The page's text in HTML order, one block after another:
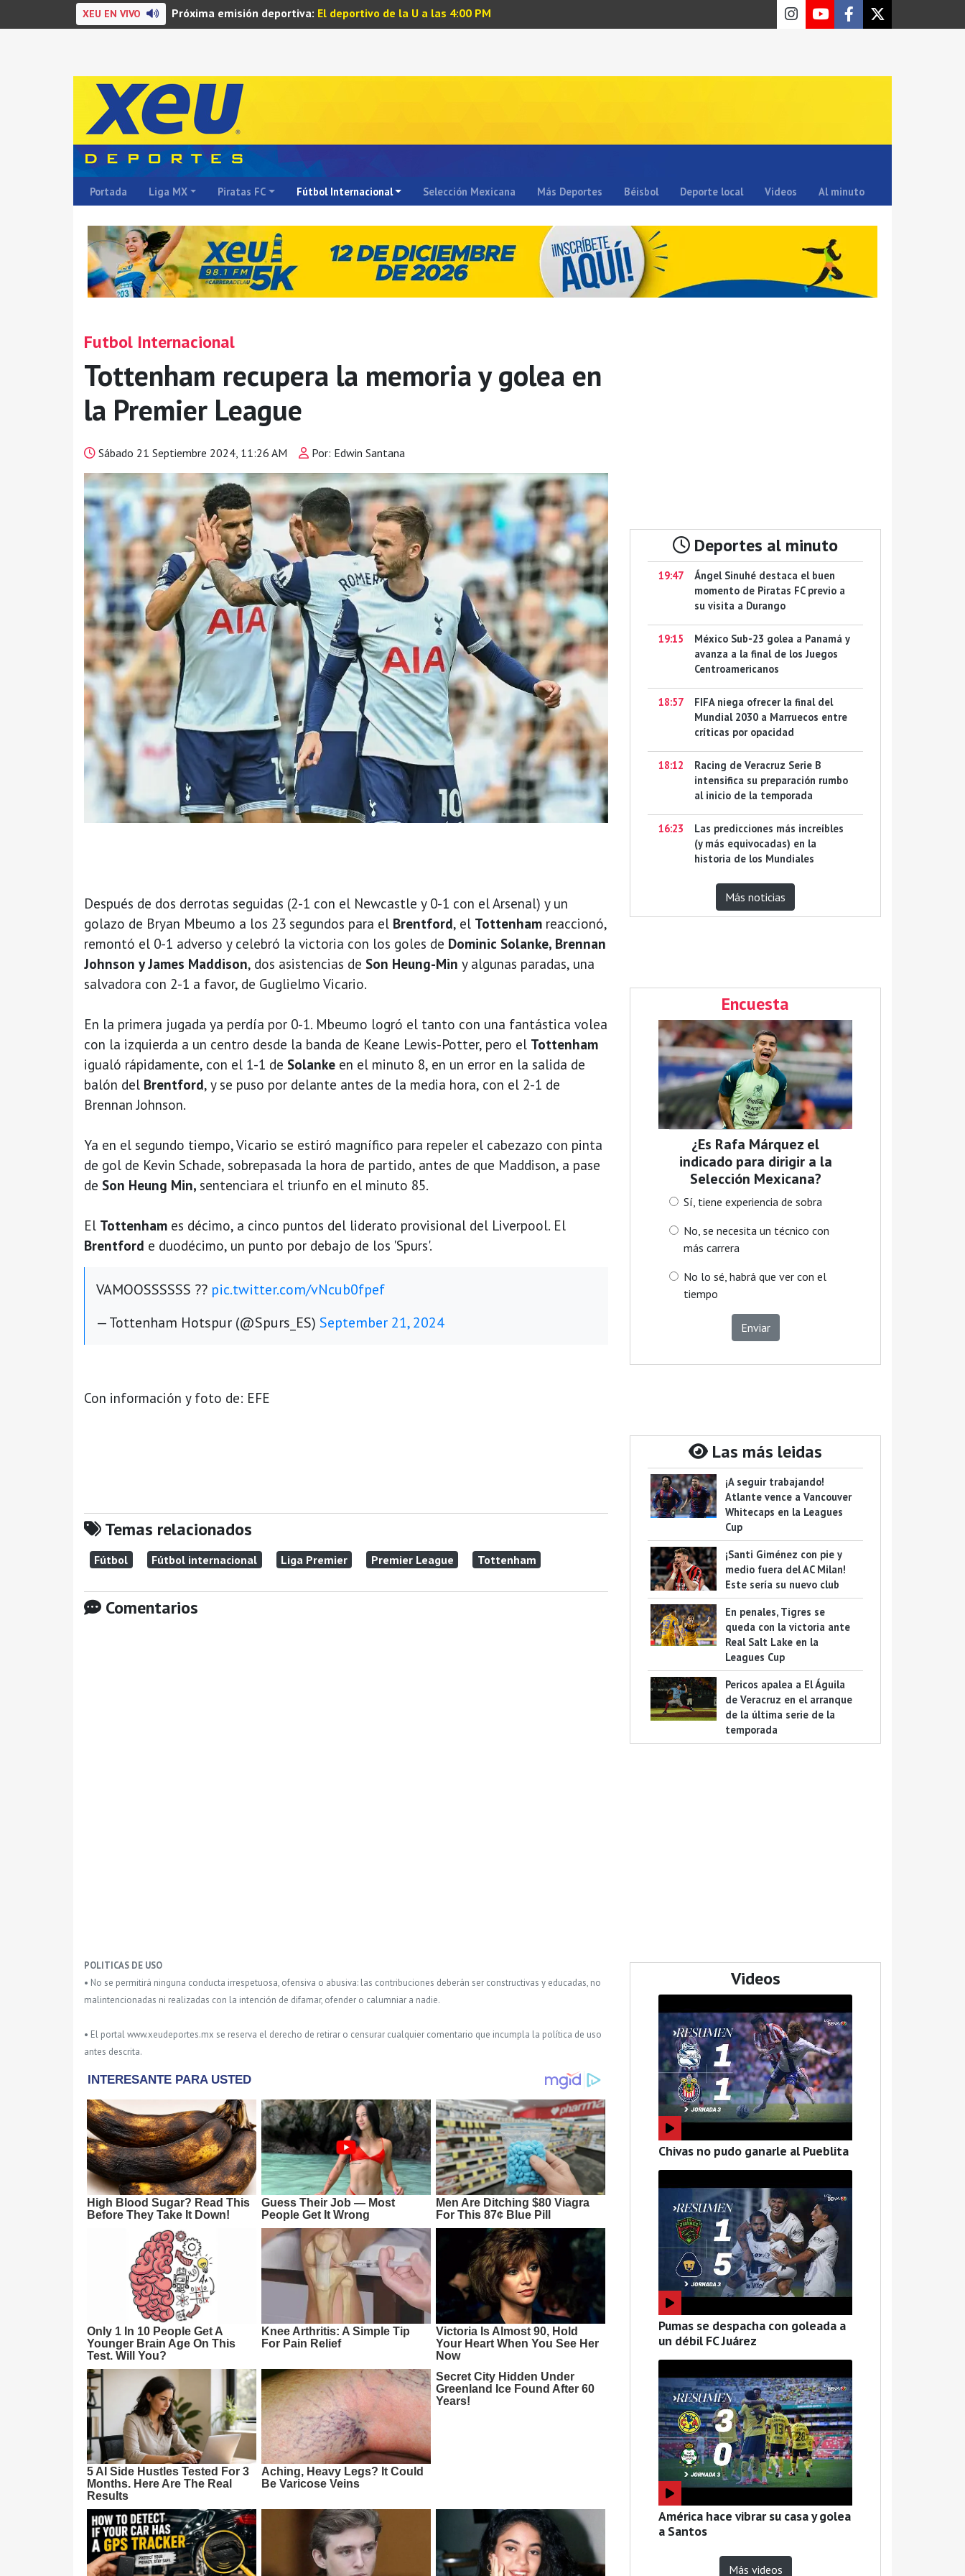
XEU EN VIVO Próxima emisión deportiva: El deportivo de la U a las 4:00 PM
Portada Liga MX Piratas FC Fútbol Internacional Selección Mexicana Más Deportes Béisbol Deporte local Videos Al minuto
Futbol Internacional
Tottenham recupera la memoria y golea en
la Premier League
Sábado 21 Septiembre 2024, 11:26 AM Por: Edwin Santana
Después de dos derrotas seguidas (2-1 con el Newcastle y 0-1 con el Arsenal) y un
golazo de Bryan Mbeumo a los 23 segundos para el Brentford, el Tottenham reaccionó,
remontó el 0-1 adverso y celebró la victoria con los goles de Dominic Solanke, Brennan
Johnson y James Maddison, dos asistencias de Son Heung-Min y algunas paradas, una
salvadora con 2-1 a favor, de Guglielmo Vicario.
En la primera jugada ya perdía por 0-1. Mbeumo logró el tanto con una fantástica volea
con la izquierda a un centro desde la banda de Keane Lewis-Potter, pero el Tottenham
igualó rápidamente, con el 1-1 de Solanke en el minuto 8, en un error en la salida de
balón del Brentford, y se puso por delante antes de la media hora, con el 2-1 de
Brennan Johnson.
Ya en el segundo tiempo, Vicario se estiró magnífico para repeler el cabezazo con pinta
de gol de Kevin Schade, sobrepasada la hora de partido, antes de que Maddison, a pase
de Son Heung Min, sentenciara el triunfo en el minuto 85.
El Tottenham es décimo, a cinco puntos del liderato provisional del Liverpool. El
Brentford e duodécimo, un punto por debajo de los 'Spurs'.
VAMOOSSSSSS ?? pic.twitter.com/vNcub0fpef
— Tottenham Hotspur (@Spurs_ES) September 21, 2024
Con información y foto de: EFE
Temas relacionados
Fútbol Fútbol internacional Liga Premier Premier League Tottenham
Comentarios
POLITICAS DE USO
• No se permitirá ninguna conducta irrespetuosa, ofensiva o abusiva: las contribuciones deberán ser constructivas y educadas, no
malintencionadas ni realizadas con la intención de difamar, ofender o calumniar a nadie.
• El portal www.xeudeportes.mx se reserva el derecho de retirar o censurar cualquier comentario que incumpla la política de uso
antes descrita.
Deportes al minuto
19:47
Ángel Sinuhé destaca el buen
momento de Piratas FC previo a
su visita a Durango
19:15
México Sub-23 golea a Panamá y
avanza a la final de los Juegos
Centroamericanos
18:57
FIFA niega ofrecer la final del
Mundial 2030 a Marruecos entre
críticas por opacidad
18:12
Racing de Veracruz Serie B
intensifica su preparación rumbo
al inicio de la temporada
16:23
Las predicciones más increíbles
(y más equivocadas) en la
historia de los Mundiales
Más noticias
Encuesta
¿Es Rafa Márquez el
indicado para dirigir a la
Selección Mexicana?
Sí, tiene experiencia de sobra
No, se necesita un técnico con
más carrera
No lo sé, habrá que ver con el
tiempo
Enviar
Las más leidas
¡A seguir trabajando!
Atlante vence a Vancouver
Whitecaps en la Leagues
Cup
¡Santi Giménez con pie y
medio fuera del AC Milan!
Este sería su nuevo club
En penales, Tigres se
queda con la victoria ante
Real Salt Lake en la
Leagues Cup
Pericos apalea a El Águila
de Veracruz en el arranque
de la última serie de la
temporada
Videos
Chivas no pudo ganarle al Pueblita
Pumas se despacha con goleada a
un débil FC Juárez
América hace vibrar su casa y golea
a Santos
Más videos